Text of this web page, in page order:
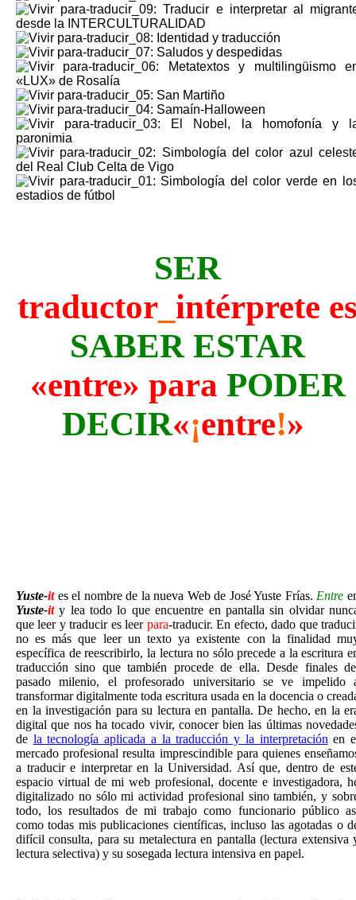
SER
traductor intérprete
SABER ESTAR
«entre» para PODER
DECIR«¡entre!»
Yuste-ites el nombre de la nueva Web de José Yuste Frías.Entre
Yuste-ity lea todo lo que encuentre en pantalla sin olvidar
que leer y traducir es leer para-traducir. En efecto, dado que
no es más que leer un texto ya existente con la finalidad
específica de reescribirlo, la lectura no sólo precede a la escritura
traducción sino que también procede de ella.Desde finales
pasado milenio, el profesorado universitario se ve impelido
transformar digitalmente toda escritura usada en la docencia o
en la investigación para su lectura en pantalla. De hecho, en la
digital que nos ha tocado vivir, conocer bien las últimas
de la tecnología aplicada a la traducción y la interpretaciónen
mercado profesional resulta imprescindible para quienes
a traducir e interpretar en la Universidad. Así que, dentro de
espacio virtual de mi web profesional, docente e investigadora,
digitalizado no sólo mi actividad profesional sino también, y
todo, los resultados de mi trabajo como funcionario público
como todas mis publicaciones científicas, incluso las agotadas o
difícil consulta, para su metalectura en pantalla (lectura extensiva
lectura selectiva) y su sosegada lectura intensiva en papel.